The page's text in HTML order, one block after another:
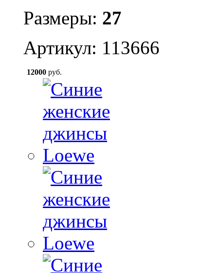
Размеры: 27
Артикул: 113666
12000 руб.